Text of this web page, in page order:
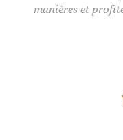
manières et